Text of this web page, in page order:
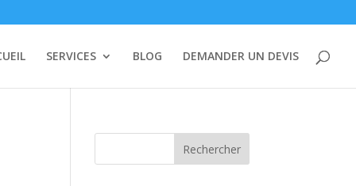
SERVICES BLOG DEMANDER UN DEVIS
Rechercher